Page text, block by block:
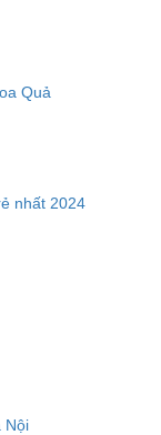
Quả
nhất 2024
Nội